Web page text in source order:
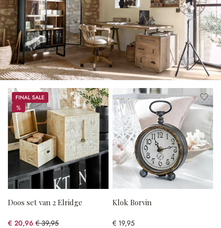
Sale
%
%
Doos set van 2 Elridge
€ 20,96 € 39,95
Klok Borvin
€ 19,95